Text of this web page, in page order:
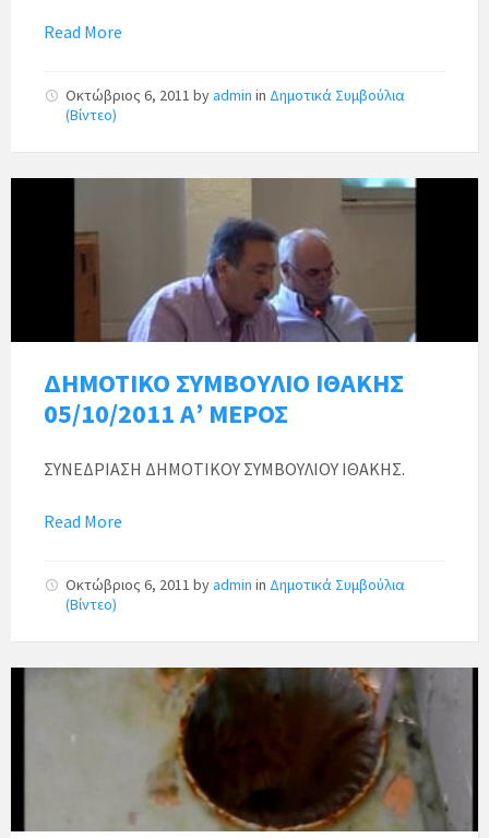
Read More
Οκτώβριος 6, 2011 byadmin in Δημοτικά Συμβούλια
(Βίντεο)
ΔΗΜΟΤΙΚΟ ΣΥΜΒΟΥΛΙΟ ΙΘΑΚΗΣ
05/10/2011 Α’ ΜΕΡΟΣ
ΣΥΝΕΔΡΙΑΣΗ ΔΗΜΟΤΙΚΟΥ ΣΥΜΒΟΥΛΙΟΥ ΙΘΑΚΗΣ.
Read More
Οκτώβριος 6, 2011 byadmin in Δημοτικά Συμβούλια
(Βίντεο)